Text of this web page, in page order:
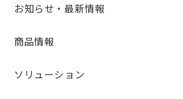
お知らせ・最新情報
商品情報
ソリューション